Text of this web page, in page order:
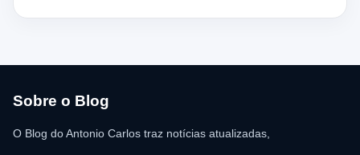
chegada dos policiais. O Serviço de Atendimento Móvel de
para as providências legais.
Sobre o Blog
O Blog do Antonio Carlos traz notícias atualizadas,